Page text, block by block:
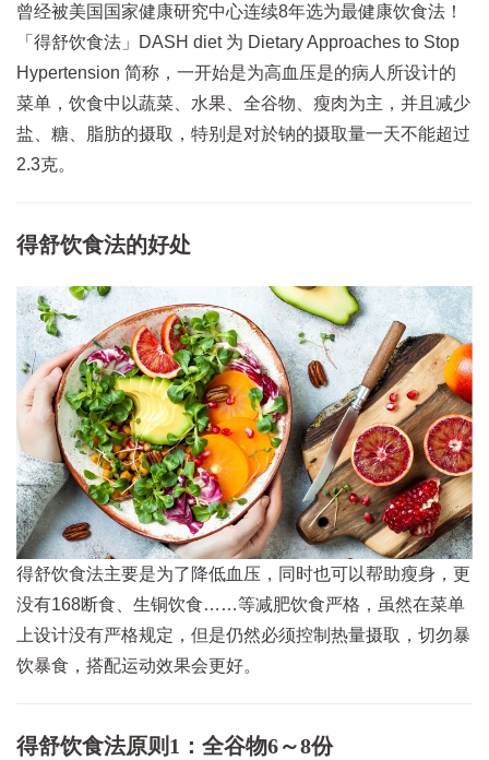
曾经被美国国家健康研究中心连续8年选为最健康饮食法！
「得舒饮食法」DASH diet 为 Dietary Approaches to Stop
Hypertension 简称，一开始是为高血压是的病人所设计的
菜单，饮食中以蔬菜、水果、全谷物、瘦肉为主，并且减少
盐、糖、脂肪的摄取，特别是对於钠的摄取量一天不能超过
2.3克。
得舒饮食法的好处
得舒饮食法主要是为了降低血压，同时也可以帮助瘦身，更
没有168断食、生铜饮食……等减肥饮食严格，虽然在菜单
上设计没有严格规定，但是仍然必须控制热量摄取，切勿暴
饮暴食，搭配运动效果会更好。
得舒饮食法原则1：全谷物6～8份